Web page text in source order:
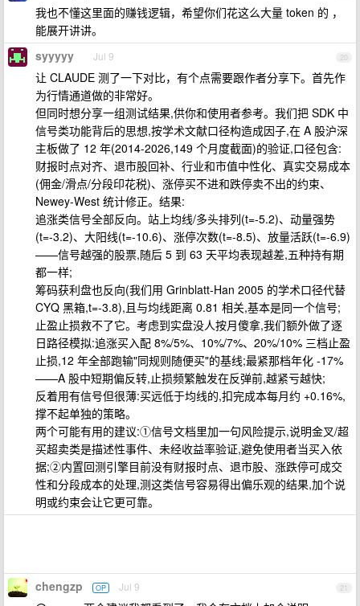
我也不懂这里面的赚钱逻辑，希望你们花这么大量 token 的 ，
能展开讲讲。
20
syyyyy Jul 9
让 CLAUDE 测了一下对比，有个点需要跟作者分享下。首先作
为行情通道做的非常好。
但同时想分享一组测试结果,供你和使用者参考。我们把 SDK 中
信号类功能背后的思想,按学术文献口径构造成因子,在 A 股沪深
主板做了 12 年(2014-2026,149 个月度截面)的验证,口径包含:
财报时点对齐、退市股回补、行业和市值中性化、真实交易成本
(佣金/滑点/分段印花税)、涨停买不进和跌停卖不出的约束、
Newey-West 统计修正。结果:
追涨类信号全部反向。站上均线/多头排列(t=-5.2)、动量强势
(t=-3.2)、大阳线(t=-10.6)、涨停次数(t=-8.5)、放量活跃(t=-6.9)
——信号越强的股票,随后 5 到 63 天平均表现越差,五种持有期
都一样;
筹码获利盘也反向(我们用 Grinblatt-Han 2005 的学术口径代替
CYQ 黑箱,t=-3.8),且与均线距离 0.81 相关,基本是同一个信号;
止盈止损救不了它。考虑到实盘没人按月傻拿,我们额外做了逐
日路径模拟:追涨买入配 8%/5%、10%/7%、20%/10% 三档止盈
止损,12 年全部跑输"同规则随便买"的基线;最紧那档年化 -17%
——A 股中短期偏反转,止损频繁触发在反弹前,越紧亏越快;
反着用有信号但很薄:买远低于均线的,扣完成本每月约 +0.16%,
撑不起单独的策略。
两个可能有用的建议:①信号文档里加一句风险提示,说明金叉/超
买超卖类是描述性事件、未经收益率验证,避免使用者当买入依
据;②内置回测引擎目前没有财报时点、退市股、涨跌停可成交
性和分段成本的处理,测这类信号容易得出偏乐观的结果,加个说
明或约束会让它更可靠。
21
chengzp OP Jul 9